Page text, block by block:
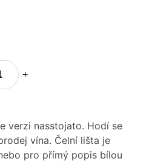
+
verzi nasstojato. Hodí se
vína. Čelní lišta je
pro přímý popis bílou